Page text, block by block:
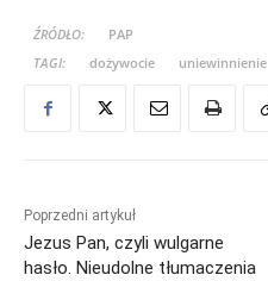
ŹRÓDŁO:
PAP
TAGI:
dożywocie uniewinnienie
Poprzedni artykuł
Jezus Pan, czyli wulgarne
hasło. Nieudolne tłumaczenia